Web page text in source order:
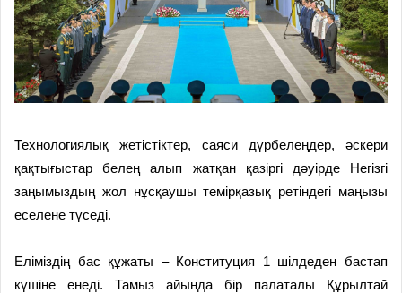
Технологиялық жетістіктер, саяси дүрбелеңдер, әскери
қақтығыстар белең алып жатқан қазіргі дәуірде Негізгі
заңымыздың жол нұсқаушы темірқазық ретіндегі маңызы
еселене түседі.
Еліміздің бас құжаты – Конституция 1 шілдеден бастап
күшіне енеді. Тамыз айында бір палаталы Құрылтай